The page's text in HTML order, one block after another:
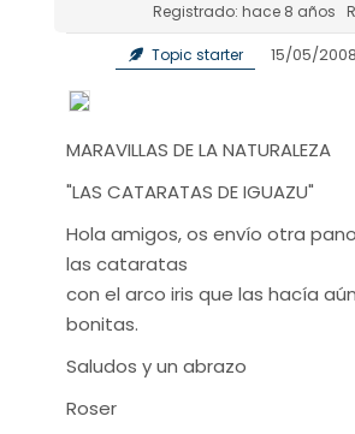
Registrado: hace 8 años
Topic starter 15/05/
MARAVILLAS DE LA NATURALEZA
"LAS CATARATAS DE IGUAZU"
Hola amigos, os envío otra
las cataratas
con el arco iris que las hacía
bonitas.
Saludos y un abrazo
Roser